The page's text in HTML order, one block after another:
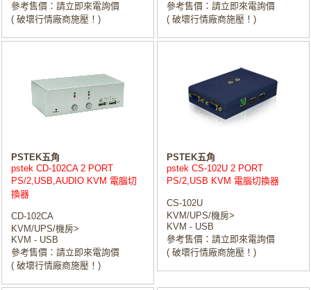
參考售價：請立即來電詢價
( 破壞行情廠商施壓！)
參考售價：請立即來電詢價
( 破壞行情廠商施壓！)
PSTEK五角
pstek CD-102CA 2 PORT
PS/2,USB,AUDIO KVM 電腦切
換器
CD-102CA
KVM/UPS/機房>
KVM - USB
參考售價：請立即來電詢價
( 破壞行情廠商施壓！)
PSTEK五角
pstek CS-102U 2 PORT
PS/2,USB KVM 電腦切換器
CS-102U
KVM/UPS/機房>
KVM - USB
參考售價：請立即來電詢價
( 破壞行情廠商施壓！)